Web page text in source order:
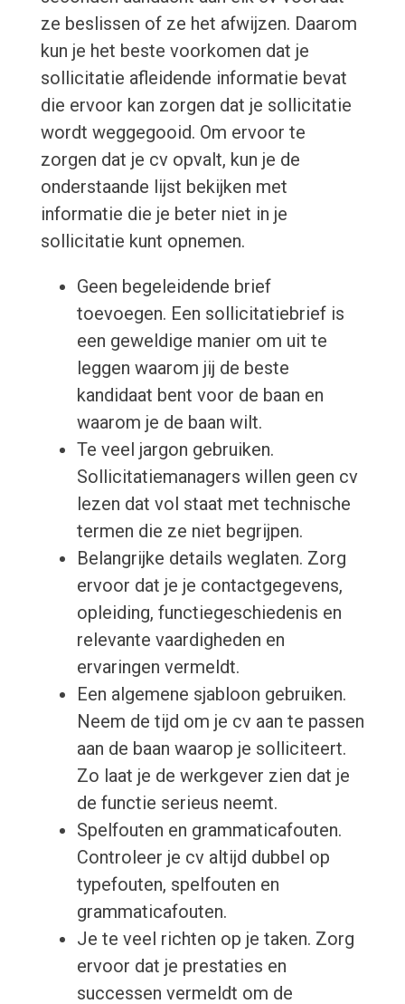
ze beslissen of ze het afwijzen. Daarom
kun je het beste voorkomen dat je
sollicitatie afleidende informatie bevat
die ervoor kan zorgen dat je sollicitatie
wordt weggegooid. Om ervoor te
zorgen dat je cv opvalt, kun je de
onderstaande lijst bekijken met
informatie die je beter niet in je
sollicitatie kunt opnemen.
Geen begeleidende brief
toevoegen. Een sollicitatiebrief is
een geweldige manier om uit te
leggen waarom jij de beste
kandidaat bent voor de baan en
waarom je de baan wilt.
Te veel jargon gebruiken.
Sollicitatiemanagers willen geen cv
lezen dat vol staat met technische
termen die ze niet begrijpen.
Belangrijke details weglaten. Zorg
ervoor dat je je contactgegevens,
opleiding, functiegeschiedenis en
relevante vaardigheden en
ervaringen vermeldt.
Een algemene sjabloon gebruiken.
Neem de tijd om je cv aan te passen
aan de baan waarop je solliciteert.
Zo laat je de werkgever zien dat je
de functie serieus neemt.
Spelfouten en grammaticafouten.
Controleer je cv altijd dubbel op
typefouten, spelfouten en
grammaticafouten.
Je te veel richten op je taken. Zorg
ervoor dat je prestaties en
successen vermeldt om de